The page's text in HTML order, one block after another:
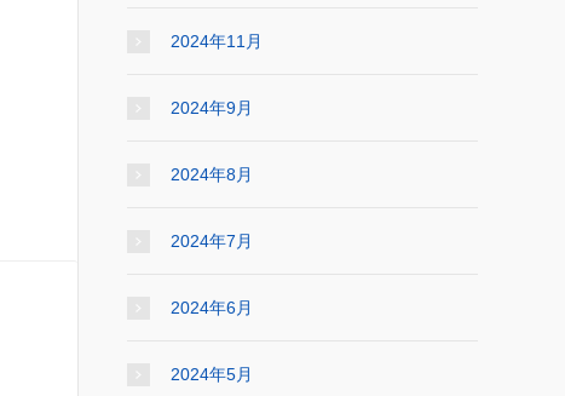
2024年11月
2024年9月
2024年8月
2024年7月
2024年6月
2024年5月